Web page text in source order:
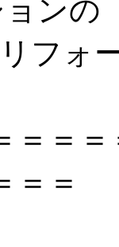
ョン
フォ
＝＝
＝＝